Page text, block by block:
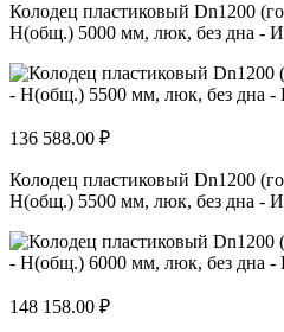
Колодец пластиковый Dn1200
H(общ.) 5000 мм, люк, без дна -
136 588.00 ₽
Колодец пластиковый Dn1200
H(общ.) 5500 мм, люк, без дна -
148 158.00 ₽